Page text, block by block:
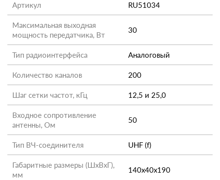
Артикул RU51034
Максимальная выходная
мощность передатчика, Вт
30
Тип радиоинтерфейса Аналоговый
Количество каналов 200
Шаг сетки частот, кГц 12,5 и 25,0
Входное сопротивление
антенны, Ом
50
Тип ВЧ-соединителя UHF (f)
Габаритные размеры (ШхВхГ),
мм
140x40x190